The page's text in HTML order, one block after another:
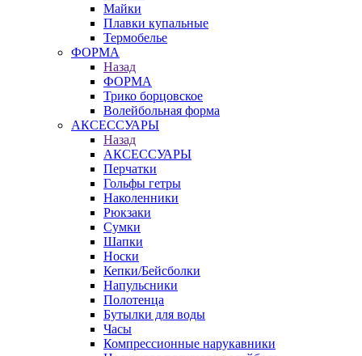
Майки
Плавки купальные
Термобелье
ФОРМА
Назад
ФОРМА
Трико борцовское
Волейбольная форма
АКСЕССУАРЫ
Назад
АКСЕССУАРЫ
Перчатки
Гольфы гетры
Наколенники
Рюкзаки
Сумки
Шапки
Носки
Кепки/Бейсболки
Напульсники
Полотенца
Бутылки для воды
Часы
Компрессионные нарукавники